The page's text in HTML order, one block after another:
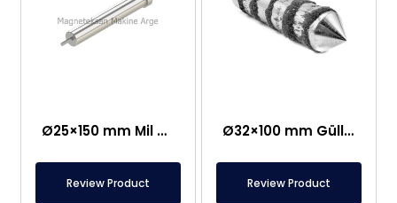
Ø25×150 mm Mil Bağlantılı Çubuq Maqnit – Güllə Tipli Başlıq
Review Product
Ø32×100 mm Güllə Tipli Neodim Çubuq Maqnit
Review Product